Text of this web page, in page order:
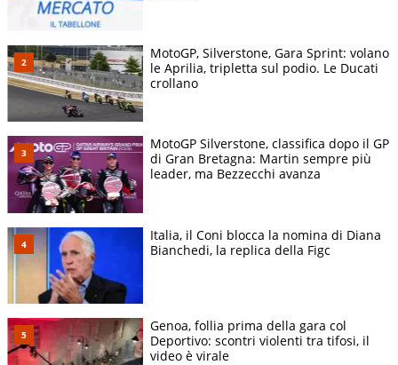
MotoGP, Silverstone, Gara Sprint: volano
le Aprilia, tripletta sul podio. Le Ducati
crollano
MotoGP Silverstone, classifica dopo il GP
di Gran Bretagna: Martin sempre più
leader, ma Bezzecchi avanza
Italia, il Coni blocca la nomina di Diana
Bianchedi, la replica della Figc
Genoa, follia prima della gara col
Deportivo: scontri violenti tra tifosi, il
video è virale